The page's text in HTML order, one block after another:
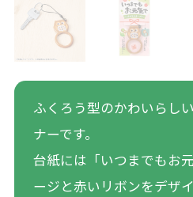
ふくろう型のかわいらし
ナーです。
台紙には「いつまでもお
ージと赤いリボンをデザ